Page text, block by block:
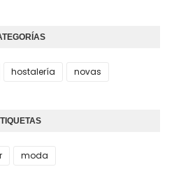
hostalería novas
moda